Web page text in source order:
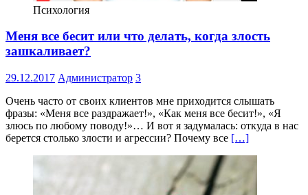
Психология
Меня все бесит или что делать, когда злость
зашкаливает?
29.12.2017 Администратор 3
Очень часто от своих клиентов мне приходится слышать
фразы: «Меня все раздражает!», «Как меня все бесит!», «Я
злюсь по любому поводу!»… И вот я задумалась: откуда в нас
берется столько злости и агрессии? Почему все […]